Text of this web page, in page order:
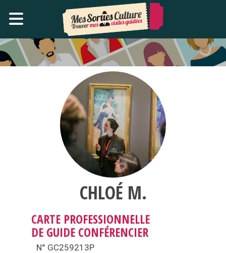
CHLOÉ M.
CARTE PROFESSIONNELLE
DE GUIDE CONFÉRENCIER
N° GC259213P